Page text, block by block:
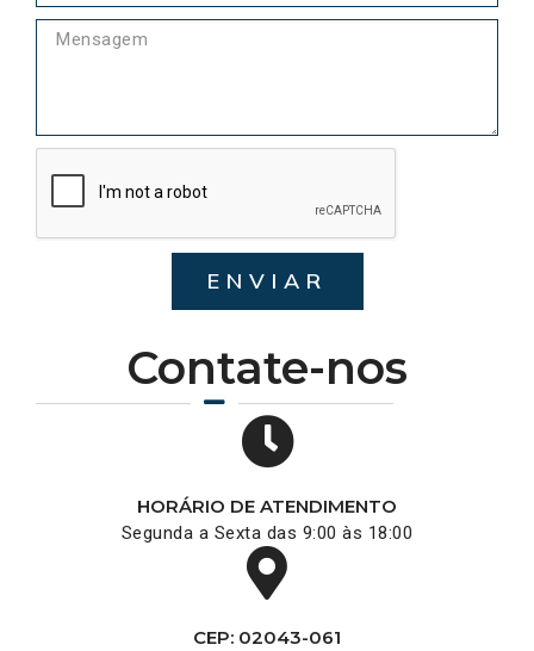
Contate-nos
HORÁRIO DE ATENDIMENTO
Segunda a Sexta das 9:00 às 18:00
CEP: 02043-061
ENVIAR